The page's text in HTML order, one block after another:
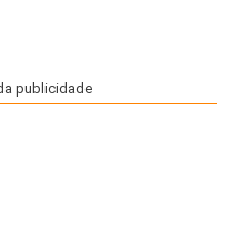
publicidade